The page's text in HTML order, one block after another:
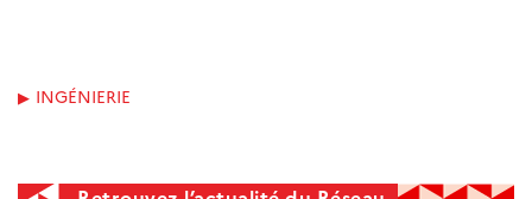
INGÉNIERIE